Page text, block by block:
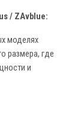
/ ZAvblue:
моделях
размера, где
и